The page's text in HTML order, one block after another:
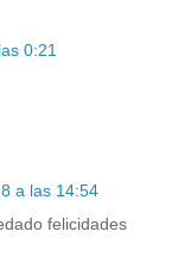
0:21
a las 14:54
felicidades